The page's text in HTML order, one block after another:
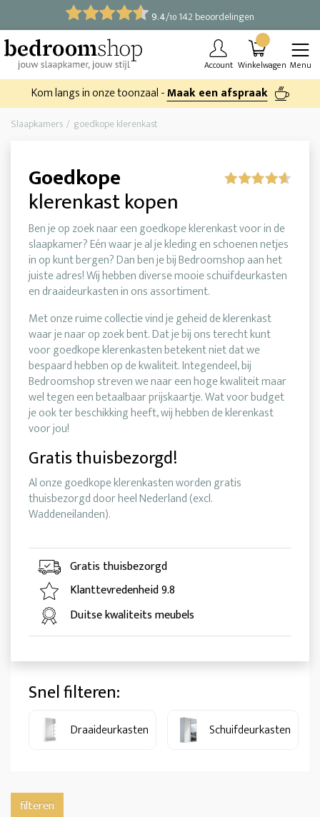
9.4/10 142 beoordelingen
Account Winkelwagen Menu
Kom langs in onze toonzaal -Maak een afspraak
Slaapkamers goedkope klerenkast
Goedkope
klerenkast kopen
Ben je op zoek naar een goedkope klerenkast voor in de
slaapkamer? Eén waar je al je kleding en schoenen netjes
in op kunt bergen? Dan ben je bij Bedroomshop aan het
juiste adres! Wij hebben diverse mooie schuifdeurkasten
en draaideurkasten in ons assortiment.
Met onze ruime collectie vind je geheid de klerenkast
waar je naar op zoek bent. Dat je bij ons terecht kunt
voor goedkope klerenkasten betekent niet dat we
bespaard hebben op de kwaliteit. Integendeel, bij
Bedroomshop streven we naar een hoge kwaliteit maar
wel tegen een betaalbaar prijskaartje. Wat voor budget
je ook ter beschikking heeft, wij hebben de klerenkast
voor jou!
Gratis thuisbezorgd!
Al onze goedkope klerenkasten worden gratis
thuisbezorgd door heel Nederland (excl.
Waddeneilanden).
Gratis thuisbezorgd
Klanttevredenheid 9.8
Duitse kwaliteits meubels
Snel filteren:
Draaideurkasten Schuifdeurkasten
filteren